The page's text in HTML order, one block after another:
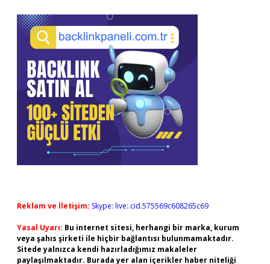
Reklam ve İletişim: Skype: live:.cid.575569c608265c69
Yasal Uyarı: Bu internet sitesi, herhangi bir marka, kurum
veya şahıs şirketi ile hiçbir bağlantısı bulunmamaktadır.
Sitede yalnızca kendi hazırladığımız makaleler
paylaşılmaktadır. Burada yer alan içerikler haber niteliği